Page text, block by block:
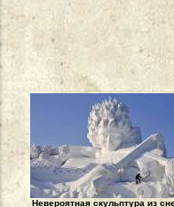
Невероятная скульптура из